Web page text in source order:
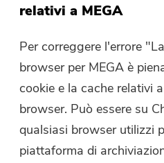
relativi a MEGA
Per correggere l'errore
browser per MEGA è
cookie e la cache relativi
browser. Può essere su
qualsiasi browser utilizzi
piattaforma di